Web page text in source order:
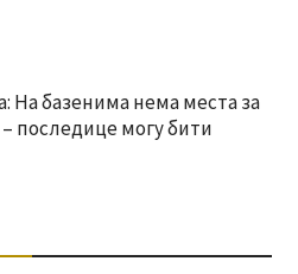
На базенима нема места за
последице могу бити